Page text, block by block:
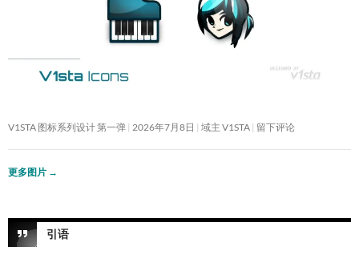
V1STA 图标系列设计 第一弹 2026年7月8日 域主 V1STA 留下评论
更多图片 →
引语